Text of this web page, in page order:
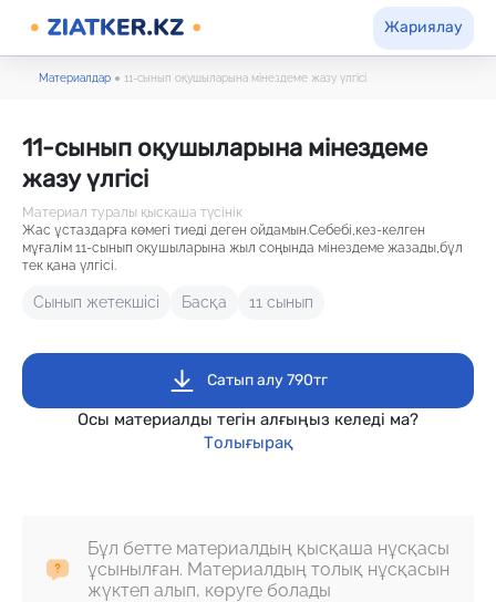
Жариялау
Материалдар ● 11-сынып оқушыларына мінездеме жазу үлгісі
11-сынып оқушыларына мінездеме
жазу үлгісі
Материал туралы қысқаша түсінік
Жас ұстаздарға көмегі тиеді деген ойдамын.Себебі,кез-келген
мұғалім 11-сынып оқушыларына жыл соңында мінездеме жазады,бұл
тек қана үлгісі.
Сынып жетекшісі Басқа 11 сынып
Сатып алу 790тг
Осы материалды тегін алғыңыз келеді ма?
Толығырақ
Бұл бетте материалдың қысқаша нұсқасы
ұсынылған. Материалдың толық нұсқасын
жүктеп алып, көруге болады